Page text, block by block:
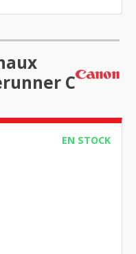
C
EN STOCK